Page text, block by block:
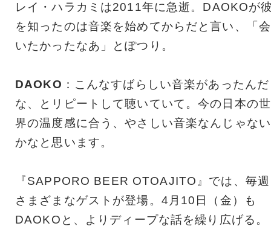
レイ・ハラカミは2011年に急逝。DAOKOが
を知ったのは音楽を始めてからだと言い、「会
いたかったなあ」とぽつり。
DAOKO ：こんなすばらしい音楽があったんだ
な、とリピートして聴いていて。今の日本の世
界の温度感に合う、やさしい音楽なんじゃない
かなと思います。
『SAPPORO BEER OTOAJITO』では、毎週
さまざまなゲストが登場。4月10日（金）も
DAOKOと、よりディープな話を繰り広げる。